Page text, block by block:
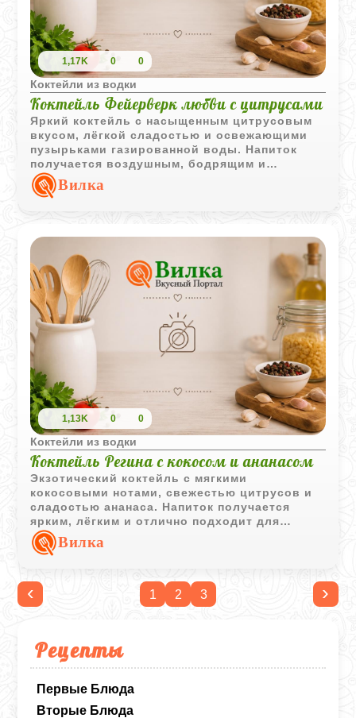
Рецепты
Первые Блюда
Вторые Блюда
1,17K 0 0
Коктейли из водки
Коктейль Фейерверк любви с цитрусами
Яркий коктейль с насыщенным цитрусовым
вкусом, лёгкой сладостью и освежающими
пузырьками газированной воды. Напиток
получается воздушным, бодрящим и
эффектно пенится при подаче.
Вилка
1,13K 0 0
Коктейли из водки
Коктейль Регина с кокосом и ананасом
Экзотический коктейль с мягкими
кокосовыми нотами, свежестью цитрусов и
сладостью ананаса. Напиток получается
ярким, лёгким и отлично подходит для
летней подачи.
Вилка
‹ 1 2 3 ›